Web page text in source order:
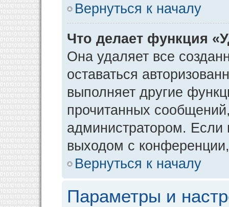
Вернуться к началу
Что делает функция
Она удаляет все
оставаться
выполняет другие
прочитанных
администратором. Если
выходом с
Вернуться к началу
Параметры и